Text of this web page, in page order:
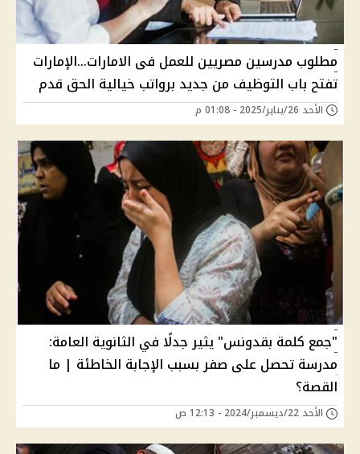
مطلوب مدرسين مصريين للعمل فى الامارات...الإمارات
تفتح باب التوظيف من جديد برواتب خيالية الحق قدم
الأحد 26/يناير/2025 - 01:08 م
"جمع كلمة بقدونس" يثير جدلًا في الثانوية العامة:
مدرسة تحصل على صفر بسبب الإجابة الخاطئة | ما
القصة؟
الأحد 22/ديسمبر/2024 - 12:13 ص